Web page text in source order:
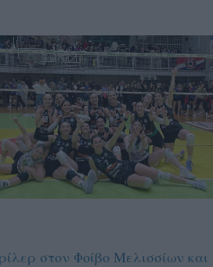
στον Φοίβο Μελισσίων και